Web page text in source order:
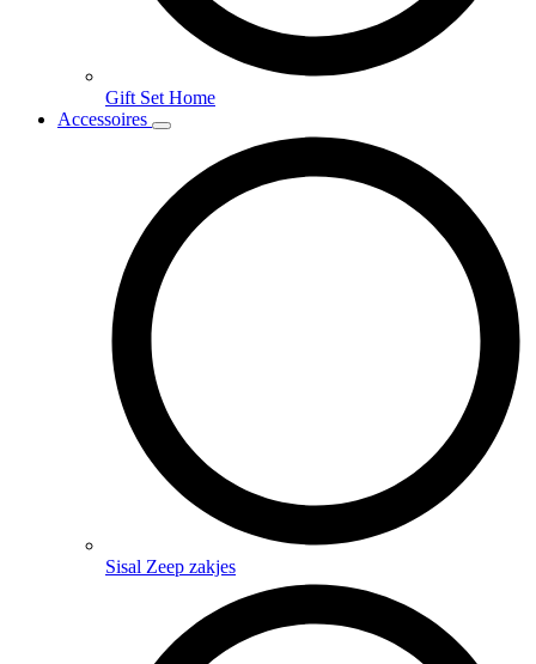
Gift Set Home
Accessoires
Sisal Zeep zakjes